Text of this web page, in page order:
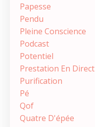
Papesse
Pendu
Pleine Conscience
Podcast
Potentiel
Prestation En Direct
Purification
Pé
Qof
Quatre D'épée